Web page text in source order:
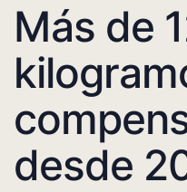
Más de
desde